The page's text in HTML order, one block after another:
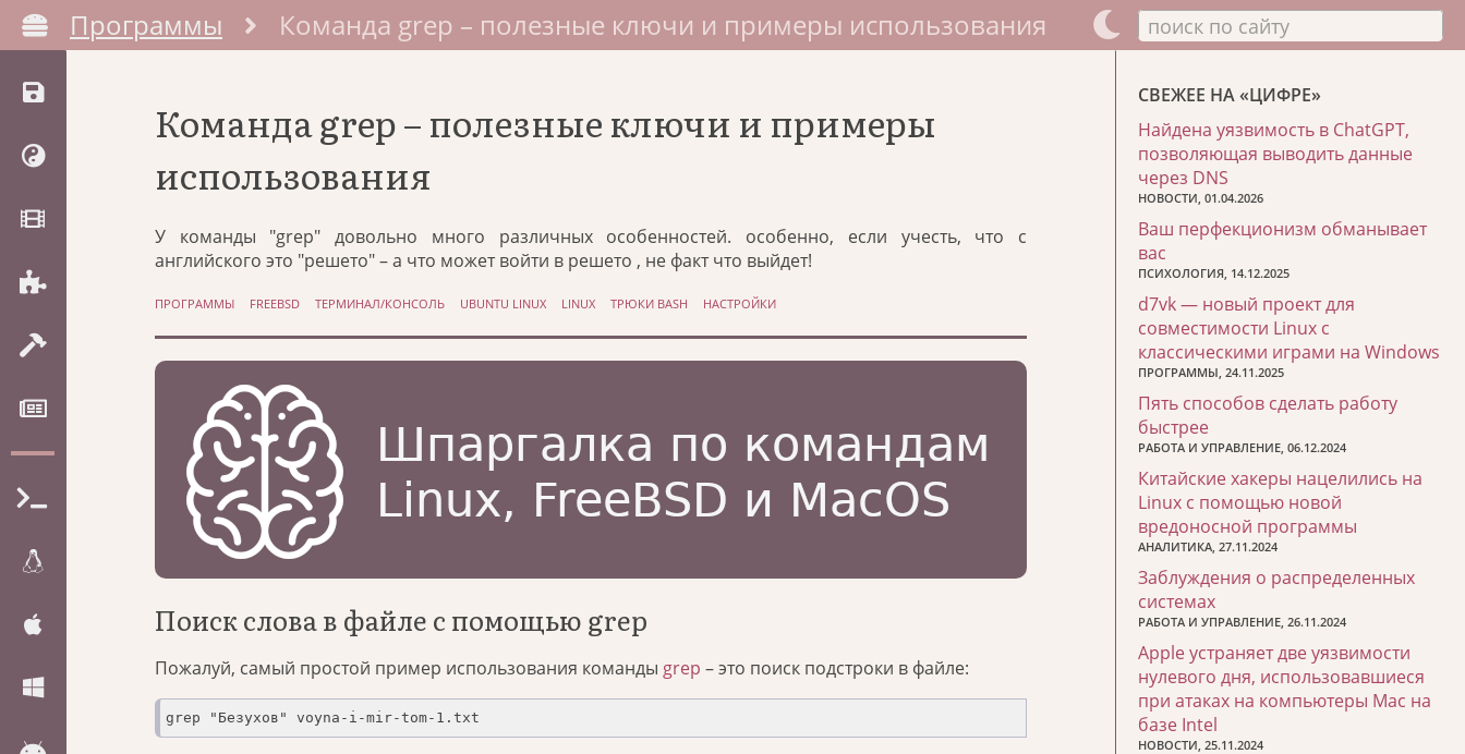
Программы Команда grep – полезные ключи и примеры использования поиск по сайту
Команда grep – полезные ключи и примеры
использования
У команды "grep" довольно много различных особенностей. особенно, если учесть, что с
английского это "решето" – а что может войти в решето , не факт что выйдет!
ПРОГРАММЫ FREEBSD ТЕРМИНАЛ/КОНСОЛЬ UBUNTU LINUX LINUX ТРЮКИ BASH НАСТРОЙКИ
Поиск слова в файле с помощью grep
Пожалуй, самый простой пример использования команды grep – это поиск подстроки в файле:
grep "Безухов" voyna-i-mir-tom-1.txt
СВЕЖЕЕ НА «ЦИФРЕ»
Найдена уязвимость в ChatGPT,
позволяющая выводить данные
через DNS
НОВОСТИ, 01.04.2026
Ваш перфекционизм обманывает
вас
ПСИХОЛОГИЯ, 14.12.2025
d7vk — новый проект для
совместимости Linux с
классическими играми на Windows
ПРОГРАММЫ, 24.11.2025
Пять способов сделать работу
быстрее
РАБОТА И УПРАВЛЕНИЕ, 06.12.2024
Китайские хакеры нацелились на
Linux с помощью новой
вредоносной программы
АНАЛИТИКА, 27.11.2024
Заблуждения о распределенных
системах
РАБОТА И УПРАВЛЕНИЕ, 26.11.2024
Apple устраняет две уязвимости
нулевого дня, использовавшиеся
при атаках на компьютеры Mac на
базе Intel
НОВОСТИ, 25.11.2024